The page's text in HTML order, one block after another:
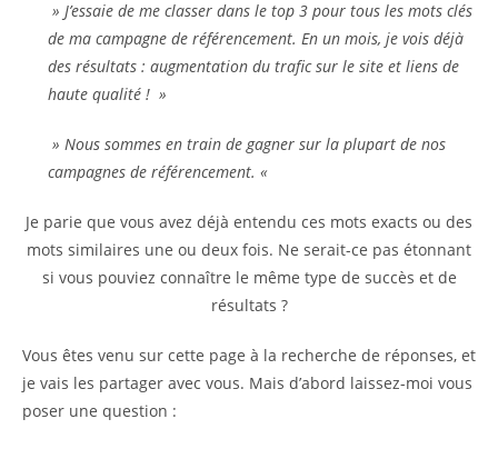
» J’essaie de me classer dans le top 3 pour tous les mots clés
de ma campagne de référencement. En un mois, je vois déjà
des résultats : augmentation du trafic sur le site et liens de
haute qualité ! »
» Nous sommes en train de gagner sur la plupart de nos
campagnes de référencement. «
Je parie que vous avez déjà entendu ces mots exacts ou des
mots similaires une ou deux fois. Ne serait-ce pas étonnant
si vous pouviez connaître le même type de succès et de
résultats ?
Vous êtes venu sur cette page à la recherche de réponses, et
je vais les partager avec vous. Mais d’abord laissez-moi vous
poser une question :